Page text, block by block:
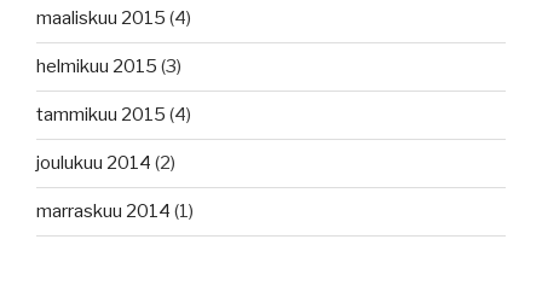
maaliskuu 2015 (4)
helmikuu 2015 (3)
tammikuu 2015 (4)
joulukuu 2014 (2)
marraskuu 2014 (1)